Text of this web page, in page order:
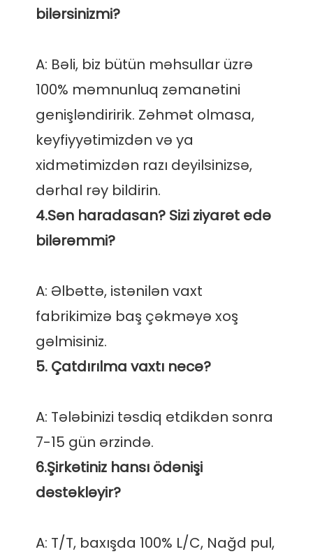
A: Bəli, biz bütün məhsullar üzrə
100% məmnunluq zəmanətini
genişləndiririk. Zəhmət olmasa,
keyfiyyətimizdən və ya
xidmətimizdən razı deyilsinizsə,
4.Sən haradasan? Sizi ziyarət edə
A: Əlbəttə, istənilən vaxt
fabrikimizə baş çəkməyə xoş
A: Tələbinizi təsdiq etdikdən sonra
6.Şirkətiniz hansı ödənişi
A: T/T, baxışda 100% L/C, Nağd pul,